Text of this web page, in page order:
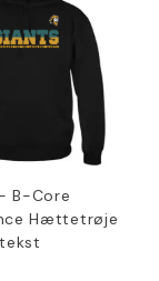
B-Core
Hættetrøje